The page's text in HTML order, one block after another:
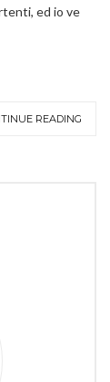
ed io ve
READING